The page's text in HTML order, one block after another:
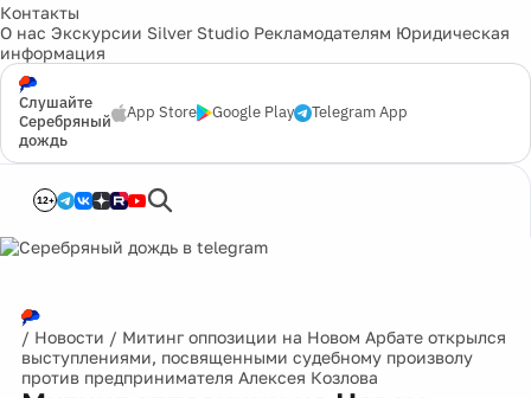
Контакты
О нас Экскурсии Silver Studio Рекламодателям Юридическая
информация
Слушайте
Серебряный
дождь
App Store Google Play Telegram App
12+
/ Новости / Митинг оппозиции на Новом Арбате открылся
выступлениями, посвященными судебному произволу
против предпринимателя Алексея Козлова